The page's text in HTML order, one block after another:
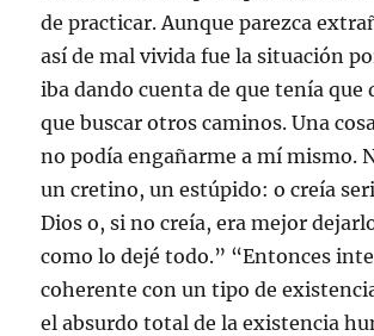
de practicar. Aunque parezca
así de mal vivida fue la situación
iba dando cuenta de que tenía que
que buscar otros caminos. Una
no podía engañarme a mí mismo.
un cretino, un estúpido: o creía
Dios o, si no creía, era mejor
como lo dejé todo.” “Entonces
coherente con un tipo de
el absurdo total de la existencia